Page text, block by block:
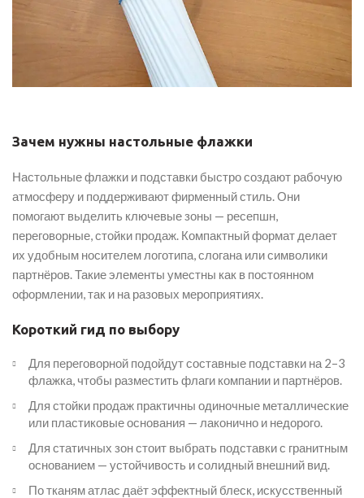
Зачем нужны настольные флажки
Настольные флажки и подставки быстро создают рабочую
атмосферу и поддерживают фирменный стиль. Они
помогают выделить ключевые зоны — ресепшн,
переговорные, стойки продаж. Компактный формат делает
их удобным носителем логотипа, слогана или символики
партнёров. Такие элементы уместны как в постоянном
оформлении, так и на разовых мероприятиях.
Короткий гид по выбору
Для переговорной подойдут составные подставки на 2–3
флажка, чтобы разместить флаги компании и партнёров.
Для стойки продаж практичны одиночные металлические
или пластиковые основания — лаконично и недорого.
Для статичных зон стоит выбрать подставки с гранитным
основанием — устойчивость и солидный внешний вид.
По тканям атлас даёт эффектный блеск, искусственный